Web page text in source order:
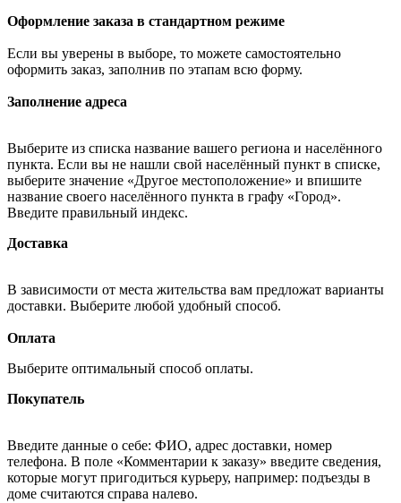
Оформление заказа в стандартном режиме
Если вы уверены в выборе, то можете самостоятельно
оформить заказ, заполнив по этапам всю форму.
Заполнение адреса
Выберите из списка название вашего региона и населённого
пункта. Если вы не нашли свой населённый пункт в списке,
выберите значение «Другое местоположение» и впишите
название своего населённого пункта в графу «Город».
Введите правильный индекс.
Доставка
В зависимости от места жительства вам предложат варианты
доставки. Выберите любой удобный способ.
Оплата
Выберите оптимальный способ оплаты.
Покупатель
Введите данные о себе: ФИО, адрес доставки, номер
телефона. В поле «Комментарии к заказу» введите сведения,
которые могут пригодиться курьеру, например: подъезды в
доме считаются справа налево.